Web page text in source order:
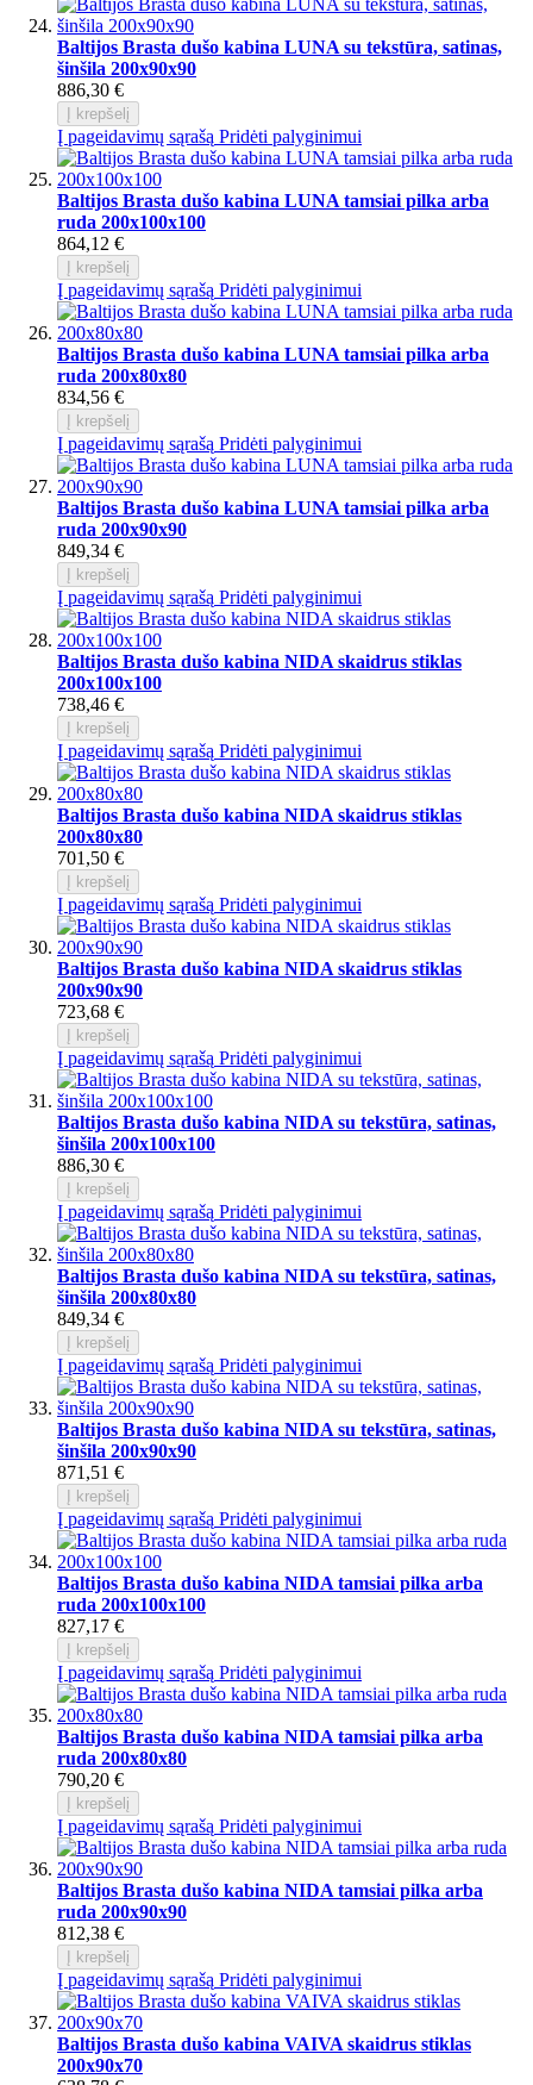
Baltijos Brasta dušo kabina LUNA su tekstūra, satinas,
šinšila 200x90x90
886,30 €
Į krepšelį
Į pageidavimų sąrašą Pridėti palyginimui
Baltijos Brasta dušo kabina LUNA tamsiai pilka arba
ruda 200x100x100
864,12 €
Į krepšelį
Į pageidavimų sąrašą Pridėti palyginimui
Baltijos Brasta dušo kabina LUNA tamsiai pilka arba
ruda 200x80x80
834,56 €
Į krepšelį
Į pageidavimų sąrašą Pridėti palyginimui
Baltijos Brasta dušo kabina LUNA tamsiai pilka arba
ruda 200x90x90
849,34 €
Į krepšelį
Į pageidavimų sąrašą Pridėti palyginimui
Baltijos Brasta dušo kabina NIDA skaidrus stiklas
200x100x100
738,46 €
Į krepšelį
Į pageidavimų sąrašą Pridėti palyginimui
Baltijos Brasta dušo kabina NIDA skaidrus stiklas
200x80x80
701,50 €
Į krepšelį
Į pageidavimų sąrašą Pridėti palyginimui
Baltijos Brasta dušo kabina NIDA skaidrus stiklas
200x90x90
723,68 €
Į krepšelį
Į pageidavimų sąrašą Pridėti palyginimui
Baltijos Brasta dušo kabina NIDA su tekstūra, satinas,
šinšila 200x100x100
886,30 €
Į krepšelį
Į pageidavimų sąrašą Pridėti palyginimui
Baltijos Brasta dušo kabina NIDA su tekstūra, satinas,
šinšila 200x80x80
849,34 €
Į krepšelį
Į pageidavimų sąrašą Pridėti palyginimui
Baltijos Brasta dušo kabina NIDA su tekstūra, satinas,
šinšila 200x90x90
871,51 €
Į krepšelį
Į pageidavimų sąrašą Pridėti palyginimui
Baltijos Brasta dušo kabina NIDA tamsiai pilka arba
ruda 200x100x100
827,17 €
Į krepšelį
Į pageidavimų sąrašą Pridėti palyginimui
Baltijos Brasta dušo kabina NIDA tamsiai pilka arba
ruda 200x80x80
790,20 €
Į krepšelį
Į pageidavimų sąrašą Pridėti palyginimui
Baltijos Brasta dušo kabina NIDA tamsiai pilka arba
ruda 200x90x90
812,38 €
Į krepšelį
Į pageidavimų sąrašą Pridėti palyginimui
Baltijos Brasta dušo kabina VAIVA skaidrus stiklas
200x90x70